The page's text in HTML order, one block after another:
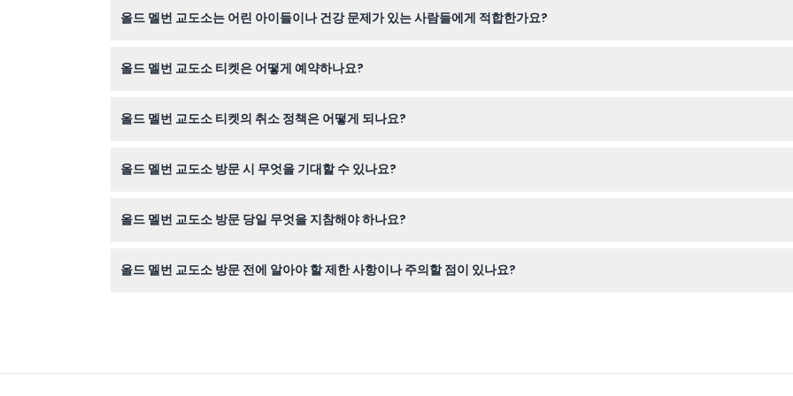
예약 시 확인 바랍니다).
올드 멜번 교도소는 어린 아이들이나 건강 문제가 있는 사람들에게 적합한가요?
올드 멜번 교도소 티켓은 어떻게 예약하나요?
올드 멜번 교도소 티켓의 취소 정책은 어떻게 되나요?
니다.
올드 멜번 교도소 방문 시 무엇을 기대할 수 있나요?
다.
올드 멜번 교도소 방문 당일 무엇을 지참해야 하나요?
올드 멜번 교도소 방문 전에 알아야 할 제한 사항이나 주의할 점이 있나요?